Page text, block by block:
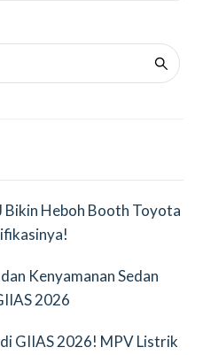
Bikin Heboh Booth Toyota
Kenyamanan Sedan
2026
GIIAS 2026! MPV Listrik